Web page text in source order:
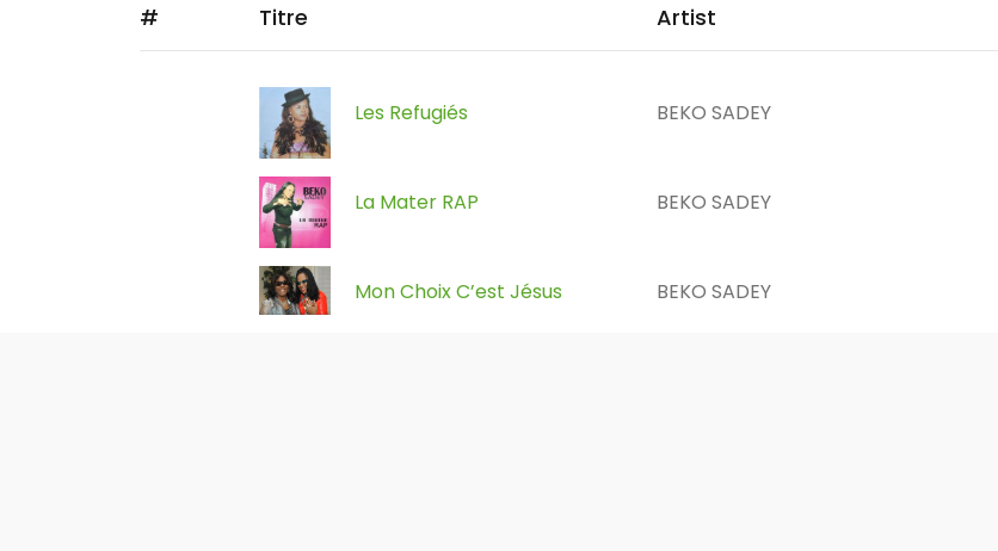
# Titre Artist
Les Refugiés BEKO SADEY
La Mater RAP BEKO SADEY
Mon Choix C’est Jésus BEKO SADEY